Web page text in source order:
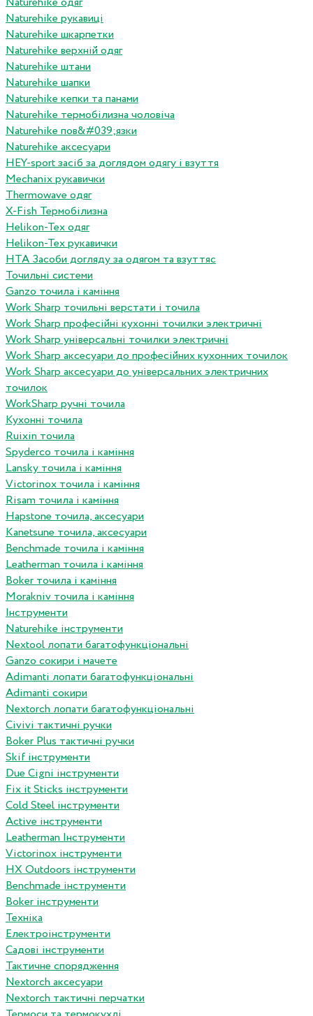
Naturehike рукавиці
Naturehike шкарпетки
Naturehike верхній одяг
Naturehike штани
Naturehike шапки
Naturehike кепки та панами
Naturehike термобілизна чоловіча
Naturehike пов&#039;язки
Naturehike аксесуари
HEY-sport засіб за доглядом одягу і взуття
Mechanix рукавички
Thermowave одяг
X-Fish Термобілизна
Helikon-Tex одяг
Helikon-Tex рукавички
HTA Засоби догляду за одягом та взуттяс
Точильні системи
Ganzo точила і каміння
Work Sharp точильні верстати і точила
Work Sharp професiйнi кухоннi точилки электричнi
Work Sharp унiверсальнi точилки электричнi
Work Sharp аксесуари до професiйних кухонних точилок
Work Sharp аксесуари до унiверсальних электричних
точилок
WorkSharp ручні точила
Кухонні точила
Ruixin точила
Spyderco точила і каміння
Lansky точила і каміння
Victorinox точила і каміння
Risam точила і каміння
Hapstone точила, аксесуари
Kanetsune точила, аксесуари
Benchmade точила і каміння
Leatherman точила і каміння
Boker точила і каміння
Morakniv точила і каміння
Інструменти
Naturehike інструменти
Nextool лопати багатофункціональні
Ganzo сокири і мачете
Adimanti лопати багатофункціональні
Adimanti сокири
Nextorch лопати багатофункціональні
Сivivi тактичні ручки
Boker Plus тактичні ручки
Skif інструменти
Due Cigni інструменти
Fix it Sticks інструменти
Сold Steel інструменти
Active інструменти
Leatherman Інструменти
Victorinox інструменти
HX Outdoors інструменти
Benchmade інструменти
Boker інструменти
Техніка
Електроінструменти
Садові інструменти
Тактичне спорядження
Nextorch аксесуари
Nextorch тактичні перчатки